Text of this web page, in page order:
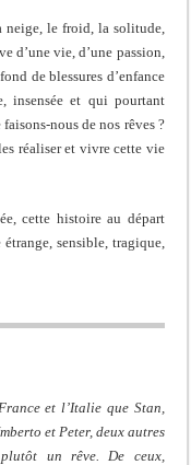
neige, le froid, la solitude,
d’une vie, d’une passion,
de blessures d’enfance
insensée et qui pourtant
nous de nos rêves ?
réaliser et vivre cette vie
cette histoire au départ
sensible, tragique,
et l’Italie que Stan,
et Peter, deux autres
un rêve. De ceux,